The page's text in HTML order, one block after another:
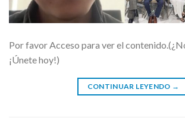
Por favor Acceso para ver el
¡Únete hoy!)
CONTINUAR LEYENDO →